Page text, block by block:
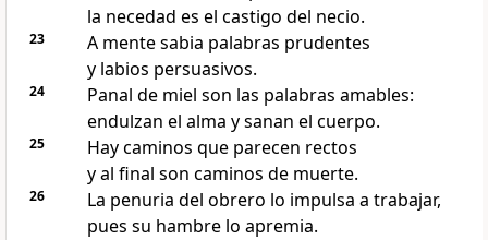
la necedad es el castigo del necio.
23
A mente sabia palabras prudentes
y labios persuasivos.
24
Panal de miel son las palabras amables:
endulzan el alma y sanan el cuerpo.
25
Hay caminos que parecen rectos
y al final son caminos de muerte.
26
La penuria del obrero lo impulsa a trabajar,
pues su hambre lo apremia.